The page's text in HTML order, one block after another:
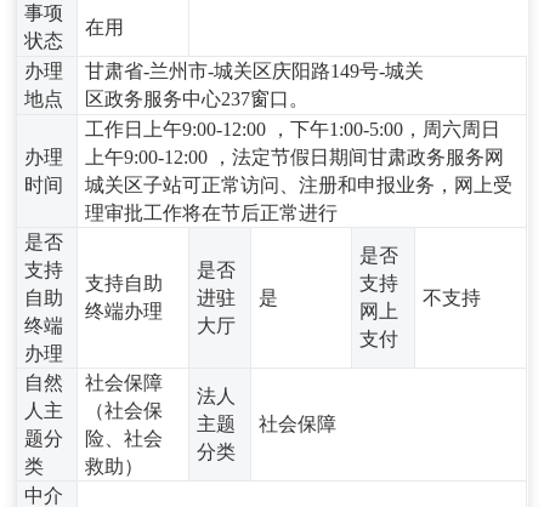
事项
状态
在用
办理
地点
甘肃省-兰州市-城关区庆阳路149号-城关
区政务服务中心237窗口。
办理
时间
工作日上午9:00-12:00 ，下午1:00-5:00，周六周日
上午9:00-12:00 ，法定节假日期间甘肃政务服务网
城关区子站可正常访问、注册和申报业务，网上受
理审批工作将在节后正常进行
是否
支持
自助
终端
办理
支持自助
终端办理
是否
进驻
大厅
是
是否
支持
网上
支付
不支持
自然
人主
题分
类
社会保障
（社会保
险、社会
救助）
法人
主题
分类
社会保障
中介